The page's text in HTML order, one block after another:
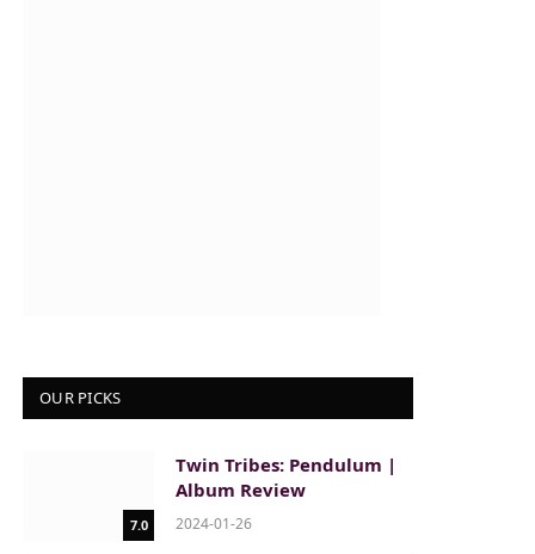
OUR PICKS
7.0
Twin Tribes: Pendulum |
Album Review
2024-01-26